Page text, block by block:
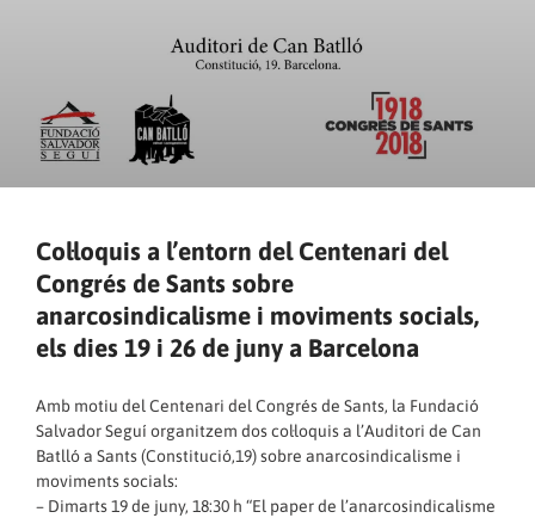
Col·loquis a l’entorn del Centenari del
Congrés de Sants sobre
anarcosindicalisme i moviments socials,
els dies 19 i 26 de juny a Barcelona
Amb motiu del Centenari del Congrés de Sants, la Fundació
Salvador Seguí organitzem dos col·loquis a l’Auditori de Can
Batlló a Sants (Constitució,19) sobre anarcosindicalisme i
moviments socials:
– Dimarts 19 de juny, 18:30 h “El paper de l’anarcosindicalisme